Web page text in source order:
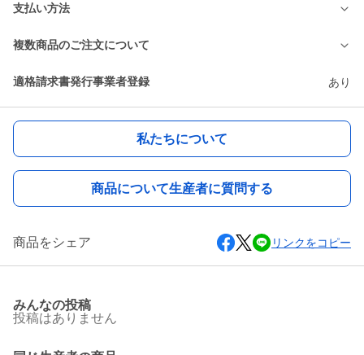
支払い方法
複数商品のご注文について
適格請求書発行事業者登録 あり
私たちについて
商品について生産者に質問する
商品をシェア リンクをコピー
みんなの投稿
投稿はありません